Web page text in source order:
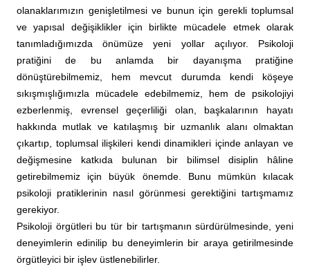
olanaklarımızın genişletilmesi ve bunun için gerekli toplumsal
ve yapısal değişiklikler için birlikte mücadele etmek olarak
tanımladığımızda önümüze yeni yollar açılıyor. Psikoloji
pratiğini de bu anlamda bir dayanışma pratiğine
dönüştürebilmemiz, hem mevcut durumda kendi köşeye
sıkışmışlığımızla mücadele edebilmemiz, hem de psikolojiyi
ezberlenmiş, evrensel geçerliliği olan, başkalarının hayatı
hakkında mutlak ve katılaşmış bir uzmanlık alanı olmaktan
çıkartıp, toplumsal ilişkileri kendi dinamikleri içinde anlayan ve
değişmesine katkıda bulunan bir bilimsel disiplin hâline
getirebilmemiz için büyük önemde. Bunu mümkün kılacak
psikoloji pratiklerinin nasıl görünmesi gerektiğini tartışmamız
gerekiyor.
Psikoloji örgütleri bu tür bir tartışmanın sürdürülmesinde, yeni
deneyimlerin edinilip bu deneyimlerin bir araya getirilmesinde
örgütleyici bir işlev üstlenebilirler.